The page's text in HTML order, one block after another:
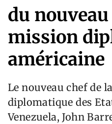
du
mission
américaine
Le nouveau chef de
diplomatique des
Venezuela, John